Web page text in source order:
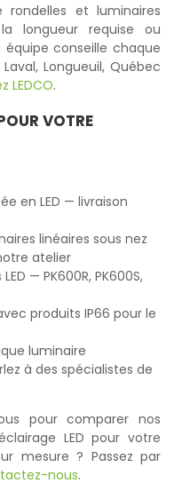
rondelles et luminaires
longueur requise ou
conseille chaque
Longueuil, Québec
LEDCO.
VOTRE
en LED — livraison
linéaires sous nez
atelier
— PK600R, PK600S,
produits IP66 pour le
luminaire
à des spécialistes de
pour comparer nos
LED pour votre
mesure ? Passez par
nous.